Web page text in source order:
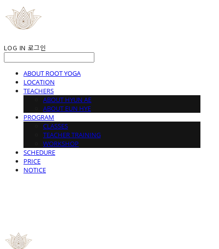
LOG IN 로그인
ABOUT ROOT YOGA
LOCATION
TEACHERS
ABOUT HYUN AE
ABOUT EUN HYE
PROGRAM
CLASSES
TEACHER TRAINING
WORKSHOP
SCHEDURE
PRICE
NOTICE